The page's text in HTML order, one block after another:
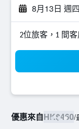
8月13日 週四
2位旅客，1 間客
優惠來自HK$460/